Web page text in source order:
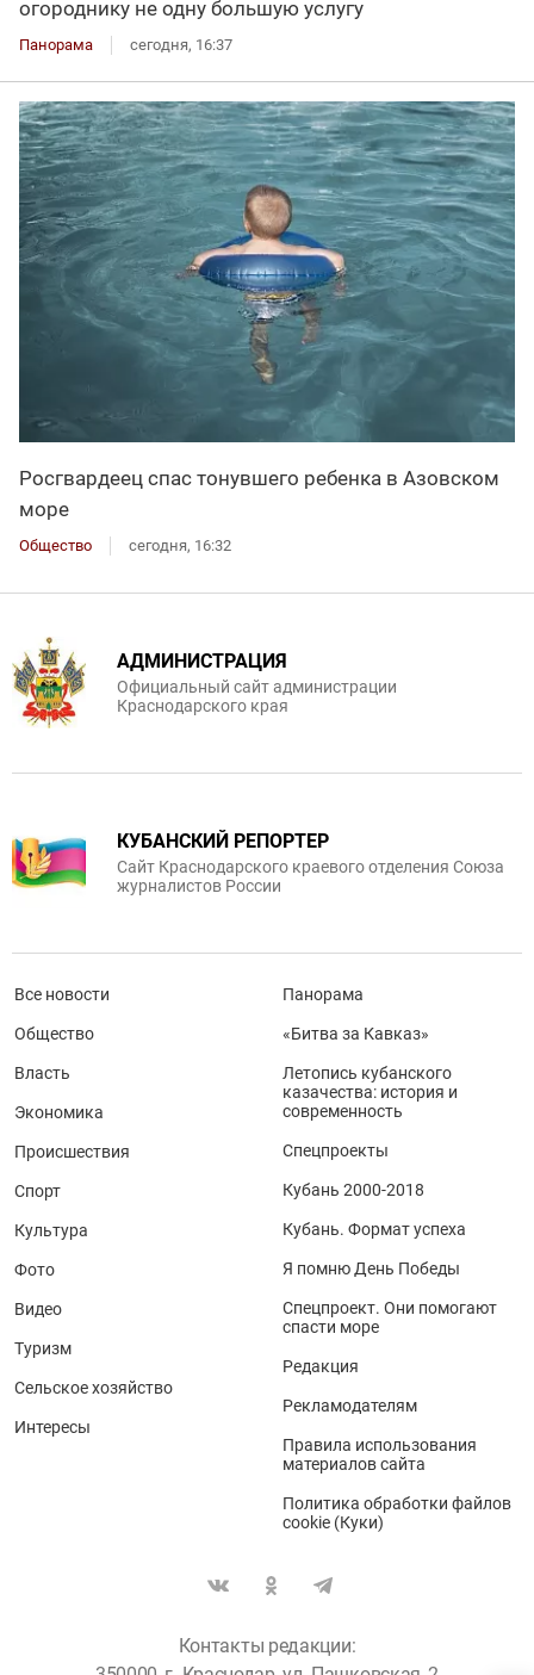
огороднику не одну большую услугу
Панорама сегодня, 16:37
Росгвардеец спас тонувшего ребенка в Азовском
море
Общество сегодня, 16:32
АДМИНИСТРАЦИЯ
Официальный сайт администрации
Краснодарского края
КУБАНСКИЙ РЕПОРТЕР
Сайт Краснодарского краевого отделения Союза
журналистов России
Все новости
Общество
Власть
Экономика
Происшествия
Спорт
Культура
Фото
Видео
Туризм
Сельское хозяйство
Интересы
Панорама
«Битва за Кавказ»
Летопись кубанского
казачества: история и
современность
Спецпроекты
Кубань 2000-2018
Кубань. Формат успеха
Я помню День Победы
Спецпроект. Они помогают
спасти море
Редакция
Рекламодателям
Правила использования
материалов сайта
Политика обработки файлов
cookie (Куки)
Контакты редакции: